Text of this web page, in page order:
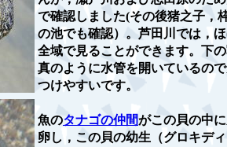
で確認しました(その後猪之子，
の池でも確認）。芦田川では，
全域で見ることができます。下
真のように水管を開いているの
つけやすいです。
魚のタナゴの仲間がこの貝の中
卵し，この貝の幼生（グロキデ